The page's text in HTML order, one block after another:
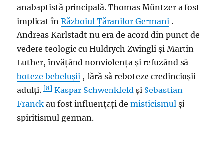
anabaptistă principală. Thomas Müntzer a fost
implicat înRăzboiul Țăranilor Germani .
Andreas Karlstadt nu era de acord din punct de
vedere teologic cu Huldrych Zwingli și Martin
Luther, învățând nonviolența și refuzând să
boteze bebelușii , fără să reboteze credincioșii
adulți.[8] Kaspar Schwenkfeld și Sebastian
Franck au fost influențați demisticismul și
spiritismul german.